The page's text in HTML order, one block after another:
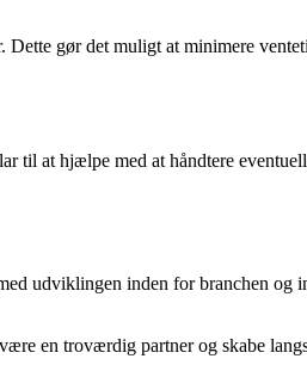
Dette gør det muligt at minimere
til at hjælpe med at håndtere
udviklingen inden for branchen og
en troværdig partner og skabe